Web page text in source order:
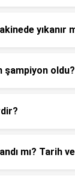
yıkanır
şampiyon oldu?
mı? Tarih